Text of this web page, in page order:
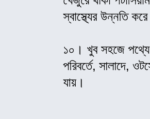
স্বাস্থ্যের উন্নতি
১০। খুব সহজে পথ্যে
পরিবর্তে, সালাদে,
যায়।